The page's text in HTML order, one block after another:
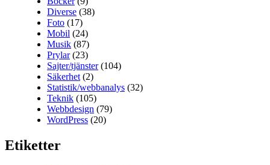
Diverse (38)
Foto (17)
Mobil (24)
Musik (87)
Prylar(23)
Sajter/tjänster(104)
Säkerhet (2)
Statistik/webbanalys (32)
Teknik (105)
Webbdesign (79)
WordPress (20)
Etiketter